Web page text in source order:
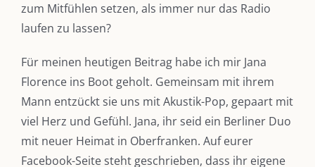
zum Mitfühlen setzen, als immer nur das Radio
laufen zu lassen?
Für meinen heutigen Beitrag habe ich mir Jana
Florence ins Boot geholt. Gemeinsam mit ihrem
Mann entzückt sie uns mit Akustik-Pop, gepaart mit
viel Herz und Gefühl. Jana, ihr seid ein Berliner Duo
mit neuer Heimat in Oberfranken. Auf eurer
Facebook-Seite steht geschrieben, dass ihr eigene